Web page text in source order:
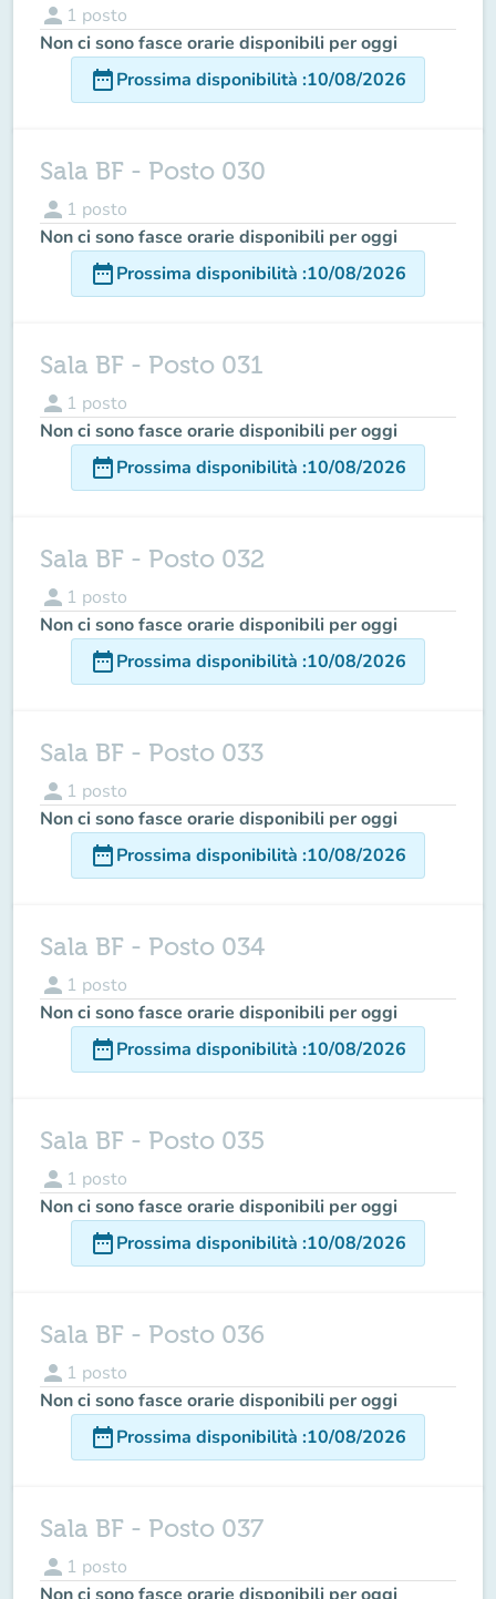
person 1 posto
Non ci sono fasce orarie disponibili per oggi
date_rangeProssima disponibilità :10/08/2026
Sala BF - Posto 030
person 1 posto
Non ci sono fasce orarie disponibili per oggi
date_rangeProssima disponibilità :10/08/2026
Sala BF - Posto 031
person 1 posto
Non ci sono fasce orarie disponibili per oggi
date_rangeProssima disponibilità :10/08/2026
Sala BF - Posto 032
person 1 posto
Non ci sono fasce orarie disponibili per oggi
date_rangeProssima disponibilità :10/08/2026
Sala BF - Posto 033
person 1 posto
Non ci sono fasce orarie disponibili per oggi
date_rangeProssima disponibilità :10/08/2026
Sala BF - Posto 034
person 1 posto
Non ci sono fasce orarie disponibili per oggi
date_rangeProssima disponibilità :10/08/2026
Sala BF - Posto 035
person 1 posto
Non ci sono fasce orarie disponibili per oggi
date_rangeProssima disponibilità :10/08/2026
Sala BF - Posto 036
person 1 posto
Non ci sono fasce orarie disponibili per oggi
date_rangeProssima disponibilità :10/08/2026
Sala BF - Posto 037
person 1 posto